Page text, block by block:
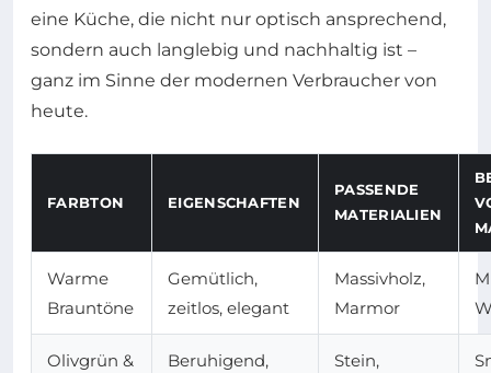
eine Küche, die nicht nur optisch ansprechend,
sondern auch langlebig und nachhaltig ist –
ganz im Sinne der modernen Verbraucher von
heute.
FARBTON EIGENSCHAFTEN
PASSENDE
MATERIALIEN
Warme
Brauntöne
Gemütlich,
zeitlos, elegant
Massivholz,
Marmor
Olivgrün & Beruhigend, Stein,